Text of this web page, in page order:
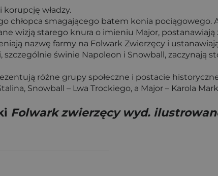
władzy.
chłopca smagającego batem konia pociągowego.
wizją starego knura o imieniu Major,
nazwę farmy na Folwark Zwierzęcy i
świnie Napoleon i Snowball, zaczynają
różne grupy społeczne i postacie
Snowball – Lwa Trockiego, a Major – Karola
Folwark zwierzęcy wyd.